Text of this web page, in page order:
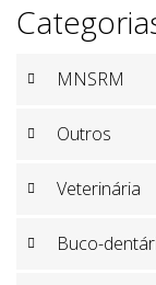
MNSRM
Outros
Veterinária
Buco-